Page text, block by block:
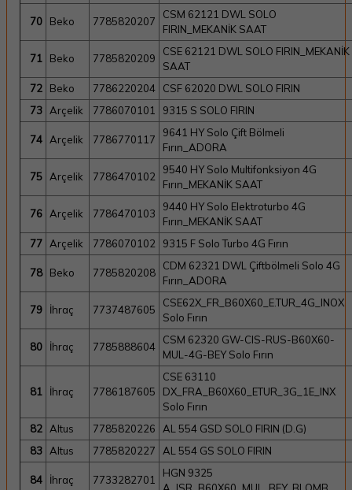
70 Beko 7785820207
CSM 62121 DWL SOLO
FIRIN_MEKANİK SAAT
71 Beko 7785820209
CSE 62121 DWL SOLO FIRIN_MEKANİK
SAAT
72
Beko 7786220204
CSF 62020 DWL SOLO FIRIN
73 Arçelik 7786070101 9315 S SOLO FIRIN
74 Arçelik 7786770117
9641 HY Solo Çift Bölmeli
Fırın_ADORA
75 Arçelik 7786470102
9540 HY Solo Multifonksiyon 4G
Fırın_MEKANİK SAAT
76 Arçelik 7786470103
9440 HY Solo Elektroturbo 4G
Fırın_MEKANİK SAAT
77 Arçelik 7786070102 9315 F Solo Turbo 4G Fırın
78 Beko 7785820208
CDM 62321 DWL Çiftbölmeli Solo 4G
Fırın_ADORA
79 İhraç 7737487605
CSE62X_FR_B60X60_E.TUR_4G_INOX
Solo Fırın
80 İhraç 7785888604
CSM 62320 GW-CIS-RUS-B60X60-
MUL-4G-BEY Solo Fırın
81 İhraç 7786187605
CSE 63110
DX_FRA_B60X60_ETUR_3G_1E_INX
Solo Fırın
82 Altus 7785820226
AL 554 GSD SOLO FIRIN (D.G)
83 Altus 7785820227 AL 554 GS SOLO FIRIN
84 İhraç 7733282701
HGN 9325